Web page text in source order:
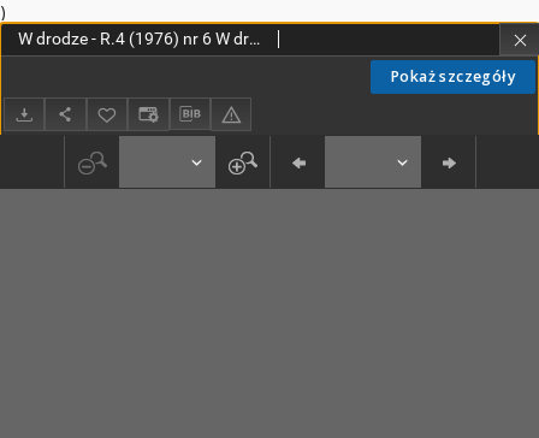
)
Pokaż szczegóły
W drodze - R.4 (1976) nr 6 W drodze - R.4 (1976) nr 6